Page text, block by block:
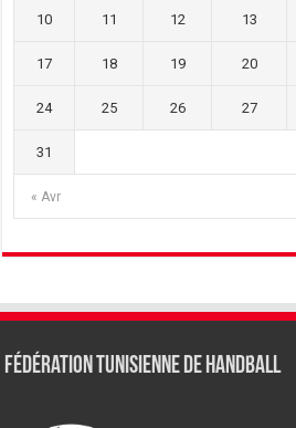
« Avr
10 11 12 13
17 18 19 20
24 25 26 27
31
Fédération tunisienne de Handball